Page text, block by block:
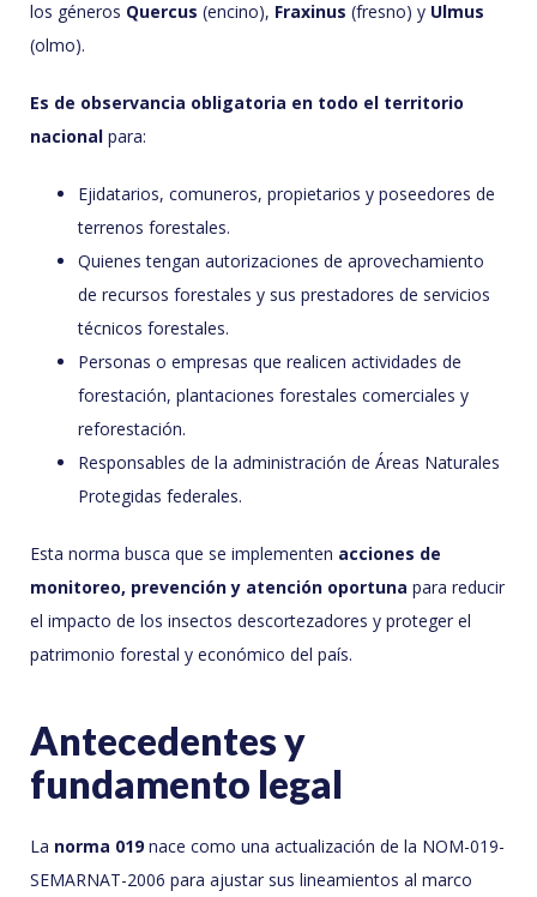
los géneros Quercus (encino), Fraxinus (fresno) y Ulmus
(olmo).
Es de observancia obligatoria en todo el territorio
nacional para:
Ejidatarios, comuneros, propietarios y poseedores de
terrenos forestales.
Quienes tengan autorizaciones de aprovechamiento
de recursos forestales y sus prestadores de servicios
técnicos forestales.
Personas o empresas que realicen actividades de
forestación, plantaciones forestales comerciales y
reforestación.
Responsables de la administración de Áreas Naturales
Protegidas federales.
Esta norma busca que se implementen acciones de
monitoreo, prevención y atención oportuna para reducir
el impacto de los insectos descortezadores y proteger el
patrimonio forestal y económico del país.
Antecedentes y
fundamento legal
La norma 019nace como una actualización de la NOM-019-
SEMARNAT-2006 para ajustar sus lineamientos al marco